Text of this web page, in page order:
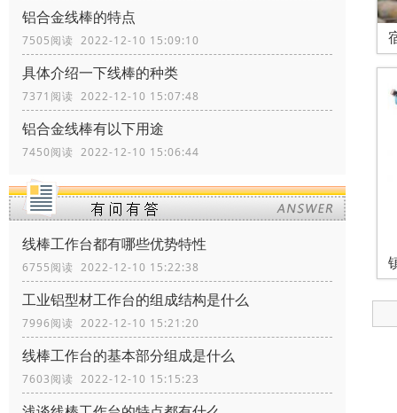
铝合金线棒的特点
7505阅读 2022-12-10 15:09:10
具体介绍一下线棒的种类
7371阅读 2022-12-10 15:07:48
铝合金线棒有以下用途
7450阅读 2022-12-10 15:06:44
线棒工作台都有哪些优势特性
6755阅读 2022-12-10 15:22:38
工业铝型材工作台的组成结构是什么
7996阅读 2022-12-10 15:21:20
线棒工作台的基本部分组成是什么
7603阅读 2022-12-10 15:15:23